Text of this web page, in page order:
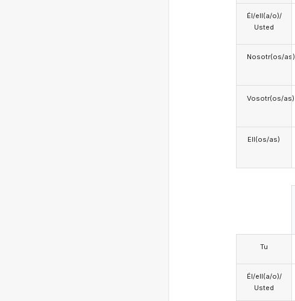
Él/ell(a/o)/
Usted
Nosotr(os/as)
Vosotr(os/as)
Ell(os/as)
Tu
Él/ell(a/o)/
Usted